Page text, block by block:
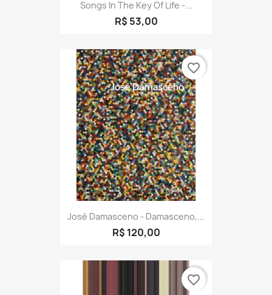
Songs In The Key Of Life -...
R$ 53,00
José Damasceno - Damasceno,...
R$ 120,00
favorite_border
favorite_border